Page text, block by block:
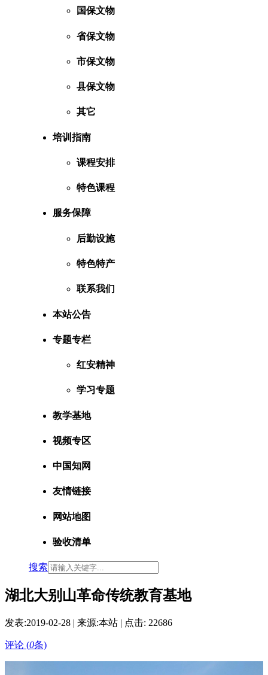
国保文物
省保文物
市保文物
县保文物
其它
培训指南
课程安排
特色课程
服务保障
后勤设施
特色特产
联系我们
本站公告
专题专栏
红安精神
学习专题
教学基地
视频专区
中国知网
友情链接
网站地图
验收清单
搜索
湖北大别山革命传统教育基地
发表:2019-02-28 | 来源:本站 | 点击: 22686
评论 (0条)